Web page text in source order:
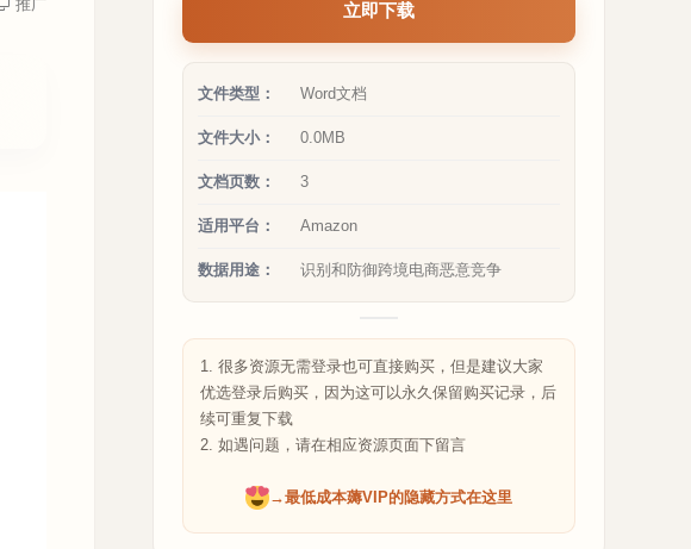
签到打卡，获得0.1发财币奖励
推广 立即下载
文件类型： Word文档
文件大小： 0.0MB
文档页数： 3
适用平台： Amazon
数据用途： 识别和防御跨境电商恶意竞争
1. 很多资源无需登录也可直接购买，但是建议大家
优选登录后购买，因为这可以永久保留购买记录，后
续可重复下载
2. 如遇问题，请在相应资源页面下留言
→最低成本薅VIP的隐藏方式在这里